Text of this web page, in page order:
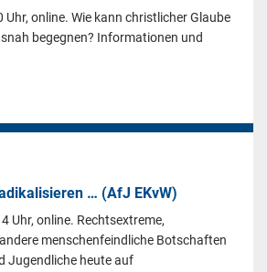
Uhr, online. Wie kann christlicher Glaube
begegnen? Informationen und
… (AfJ EKvW)
Uhr, online. Rechtsextreme,
menschenfeindliche Botschaften
Jugendliche heute auf